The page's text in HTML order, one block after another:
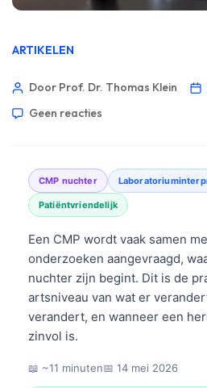
ARTIKELEN
Door Prof. Dr. Thomas Klein
Geen reacties
CMP nuchter
Patiëntvriendelijk
Een CMP wordt vaak samen
onderzoeken aangevraagd,
nuchter zijn begint. Dit is de
artsniveau van wat er
verandert, en wanneer een
zinvol is.
📖 ~11 minuten📅 14 mei 2026